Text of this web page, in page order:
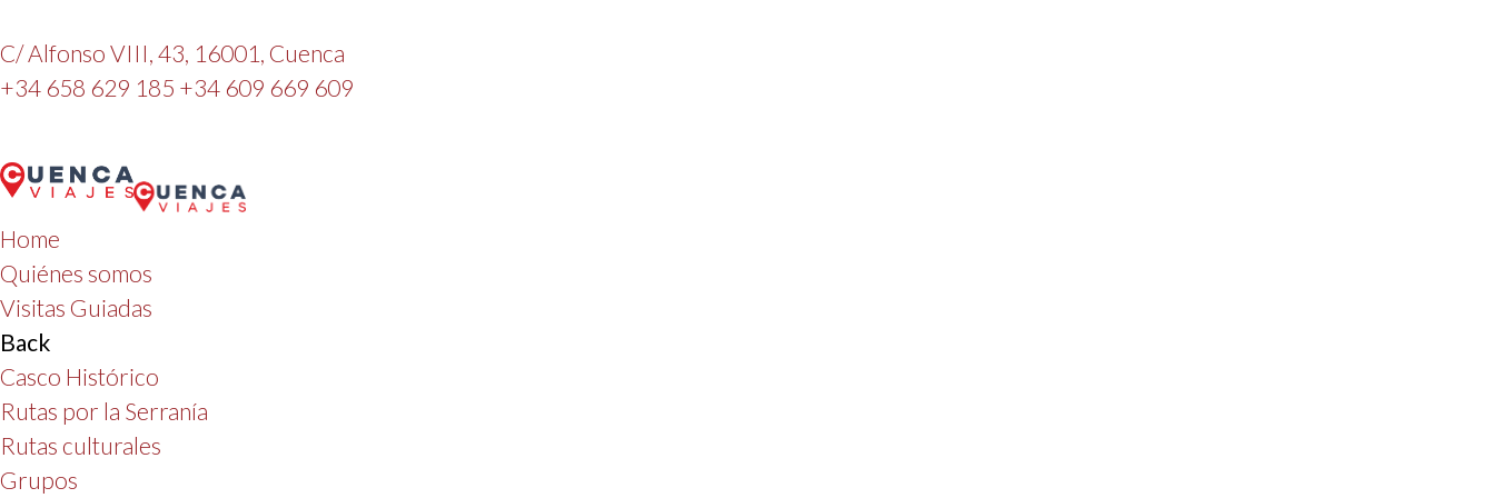
C/ Alfonso VIII, 43, 16001, Cuenca
+34 658 629 185 +34 609 669 609
Home
Quiénes somos
Visitas Guiadas
Back
Casco Histórico
Rutas por la Serranía
Rutas culturales
Grupos